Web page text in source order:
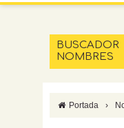
BUSCADOR
NOMBRES
Portada ›